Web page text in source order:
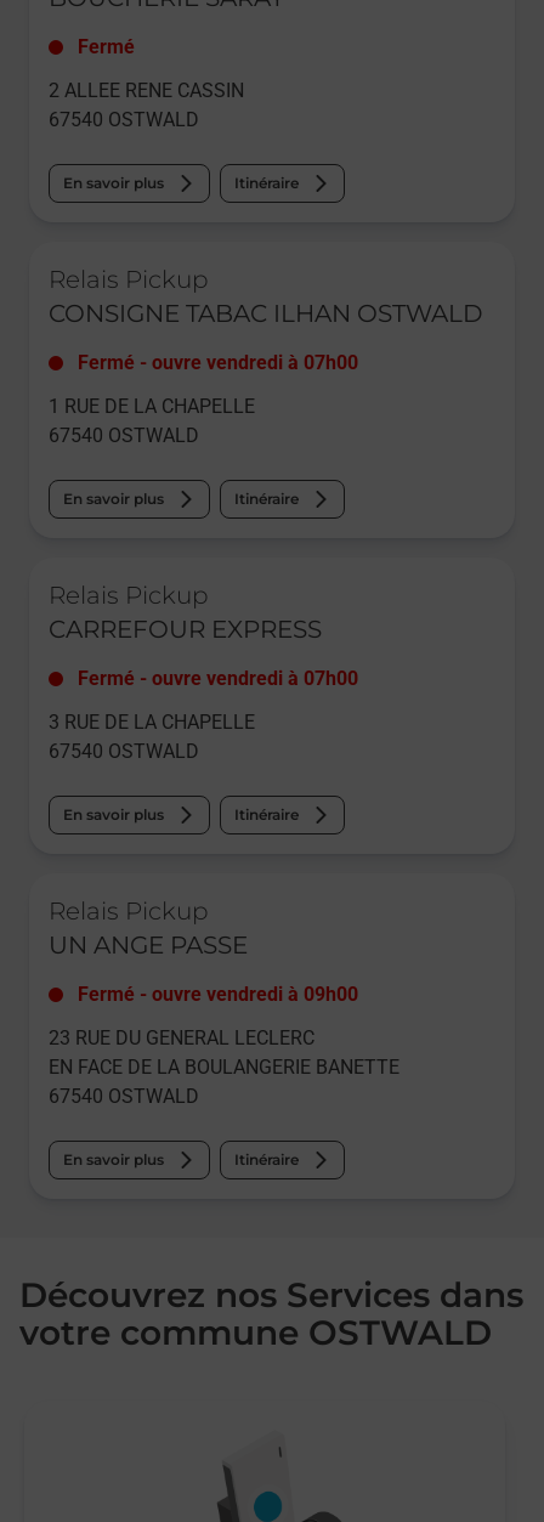
Fermé
2 ALLEE RENE CASSIN
67540 OSTWALD
En savoir plus Itinéraire
Relais Pickup
CONSIGNE TABAC ILHAN OSTWALD
Fermé - ouvre vendredi à 07h00
1 RUE DE LA CHAPELLE
67540 OSTWALD
En savoir plus Itinéraire
Relais Pickup
CARREFOUR EXPRESS
Fermé - ouvre vendredi à 07h00
3 RUE DE LA CHAPELLE
67540 OSTWALD
En savoir plus Itinéraire
Relais Pickup
UN ANGE PASSE
Fermé - ouvre vendredi à 09h00
23 RUE DU GENERAL LECLERC
EN FACE DE LA BOULANGERIE BANETTE
67540 OSTWALD
En savoir plus Itinéraire
Découvrez nos Services dans
votre commune OSTWALD